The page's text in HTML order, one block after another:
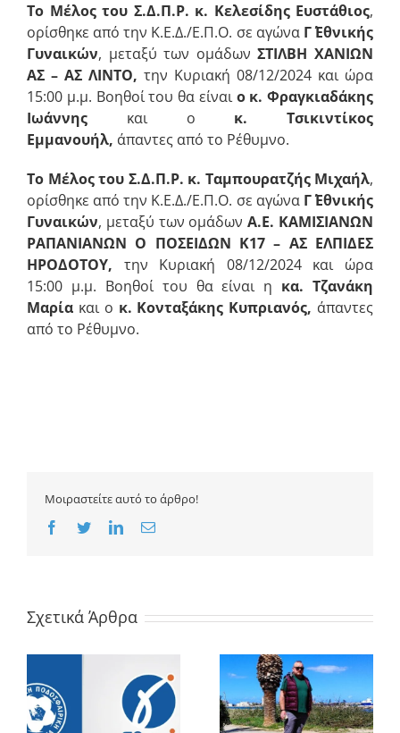
Το Μέλος του Σ.Δ.Π.Ρ. κ. Κελεσίδης Ευστάθιος,
ορίσθηκε από την Κ.Ε.Δ./Ε.Π.Ο. σε αγώνα Γ΄ Εθνικής
Γυναικών, μεταξύ των ομάδωνΣΤΙΛΒΗ ΧΑΝΙΩΝ
AΣ – ΑΣ ΛΙΝΤΟ, την Κυριακή 08/12/2024 και ώρα
15:00 μ.μ. Βοηθοί του θα είναιο κ. Φραγκιαδάκης
Ιωάννης και ο κ. Τσικιντίκος
Εμμανουήλ, άπαντες από το Ρέθυμνο.
Το Μέλος του Σ.Δ.Π.Ρ. κ. Ταμπουρατζής Μιχαήλ,
ορίσθηκε από την Κ.Ε.Δ./Ε.Π.Ο. σε αγώνα Γ΄ Εθνικής
Γυναικών, μεταξύ των ομάδωνΑ.Ε. ΚΑΜΙΣΙΑΝΩΝ
ΡΑΠΑΝΙΑΝΩΝ Ο ΠΟΣΕΙΔΩΝ Κ17– ΑΣ ΕΛΠΙΔΕΣ
ΗΡΟΔΟΤΟΥ, την Κυριακή 08/12/2024 και ώρα
15:00 μ.μ. Βοηθοί του θα είναι η κα. Τζανάκη
Μαρία και ο κ. Κονταξάκης Κυπριανός, άπαντες
από το Ρέθυμνο.
Μοιραστείτε αυτό το άρθρο!
Facebook
TwitterLinkedInEmail
Σχετικά Άρθρα